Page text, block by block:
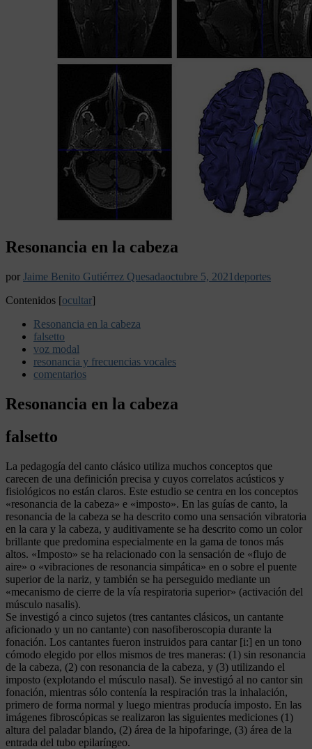
Resonancia en la cabeza
por Jaime Benito Gutiérrez Quesadaoctubre 5, 2021 deportes
Contenidos [ocultar]
Resonancia en la cabeza
falsetto
voz modal
resonancia y frecuencias vocales
comentarios
Resonancia en la cabeza
falsetto
La pedagogía del canto clásico utiliza muchos conceptos que
carecen de una definición precisa y cuyos correlatos acústicos y
fisiológicos no están claros. Este estudio se centra en los conceptos
«resonancia de la cabeza» e «imposto». En las guías de canto, la
resonancia de la cabeza se ha descrito como una sensación vibratoria
en la cara y la cabeza, y auditivamente se ha descrito como un color
brillante que predomina especialmente en la gama de tonos más
altos. «Imposto» se ha relacionado con la sensación de «flujo de
aire» o «vibraciones de resonancia simpática» en o sobre el puente
superior de la nariz, y también se ha perseguido mediante un
«mecanismo de cierre de la vía respiratoria superior» (activación del
músculo nasalis).
Se investigó a cinco sujetos (tres cantantes clásicos, un cantante
aficionado y un no cantante) con nasofiberoscopia durante la
fonación. Los cantantes fueron instruidos para cantar [i:] en un tono
cómodo elegido por ellos mismos de tres maneras: (1) sin resonancia
de la cabeza, (2) con resonancia de la cabeza, y (3) utilizando el
imposto (explotando el músculo nasal). Se investigó al no cantor sin
fonación, mientras sólo contenía la respiración tras la inhalación,
primero de forma normal y luego mientras producía imposto. En las
imágenes fibroscópicas se realizaron las siguientes mediciones (1)
altura del paladar blando, (2) área de la hipofaringe, (3) área de la
entrada del tubo epilaríngeo.